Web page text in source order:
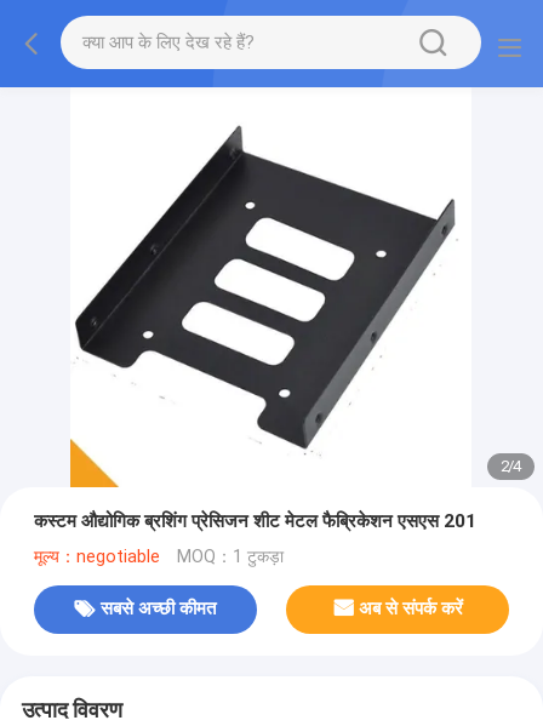
2/4
कस्टम औद्योगिक ब्रशिंग प्रेसिजन शीट मेटल फैब्रिकेशन एसएस 201
मूल्य：negotiable MOQ：1 टुकड़ा
सबसे अच्छी कीमत अब से संपर्क करें
उत्पाद विवरण